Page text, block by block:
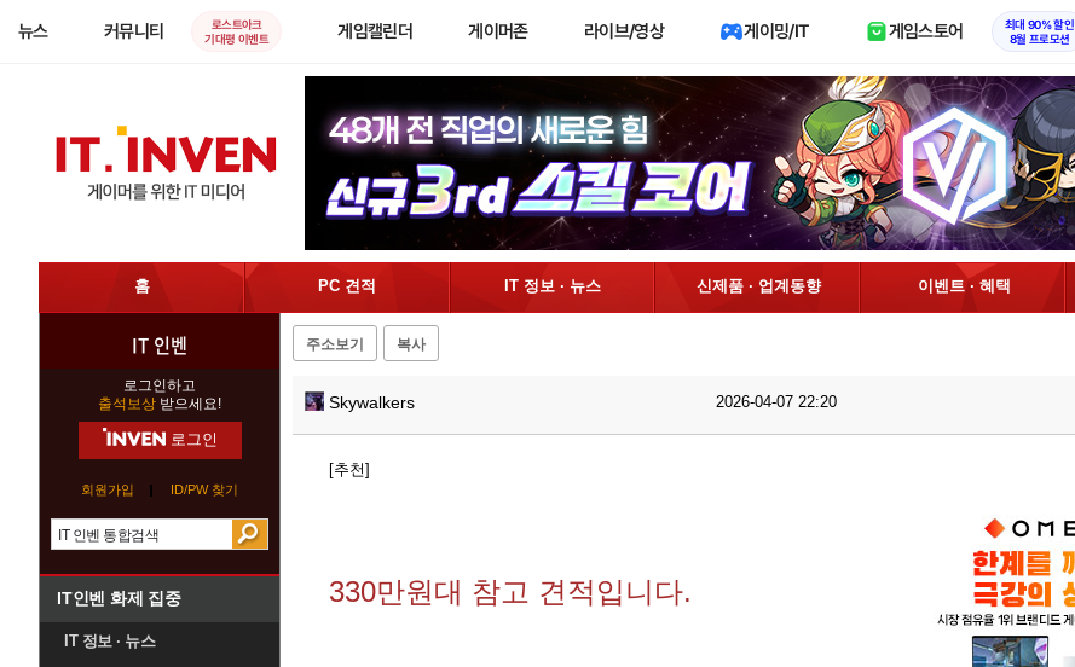
뉴스 커뮤니티
로스트아크
기대평 이벤트
게임캘린더 게이머존 라이브/영상 게이밍/IT 게임스토어
최대 90% 할인
8월 프로모션
홈 PC 견적 IT 정보 · 뉴스 신제품 · 업계동향 이벤트 · 혜택
IT 인벤
로그인하고
출석보상 받으세요!
로그인
회원가입 ID/PW 찾기
IT인벤 화제 집중
IT 정보 · 뉴스
주소보기 복사
Skywalkers 2026-04-07 22:20
[추천]
330만원대 참고 견적입니다.